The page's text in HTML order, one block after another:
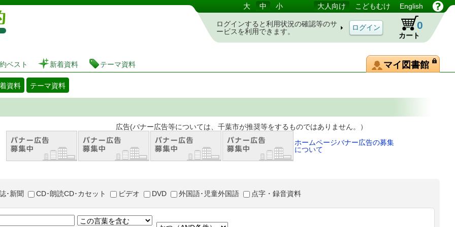
図書館 蔵書検索・予約システム 大 中 小 大人向け こどもむけ English
ログインすると利用状況の確認等のサ
ービスを利用できます。
カート
0
ベスト 新着資料 テーマ資料 マイ図書館
資料 テーマ資料
広告(バナー広告等については、千葉市が推奨等をするものではありません。）
ホームページバナー広告の募集
について
･新聞 CD･朗読CD･カセット ビデオ DVD 外国語･児童外国語 点字・録音資料